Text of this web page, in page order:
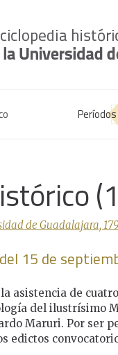
de Guadalajara,
15 de
asistencia de
del ilustrísimo
Maruri. Por ser
edictos